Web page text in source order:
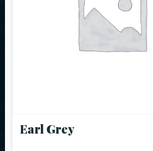
Earl Grey